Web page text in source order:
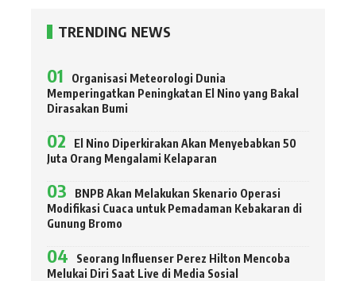
TRENDING NEWS
Organisasi Meteorologi Dunia
Memperingatkan Peningkatan El Nino yang Bakal
Dirasakan Bumi
El Nino Diperkirakan Akan Menyebabkan 50
Juta Orang Mengalami Kelaparan
BNPB Akan Melakukan Skenario Operasi
Modifikasi Cuaca untuk Pemadaman Kebakaran di
Gunung Bromo
Seorang Influenser Perez Hilton Mencoba
Melukai Diri Saat Live di Media Sosial